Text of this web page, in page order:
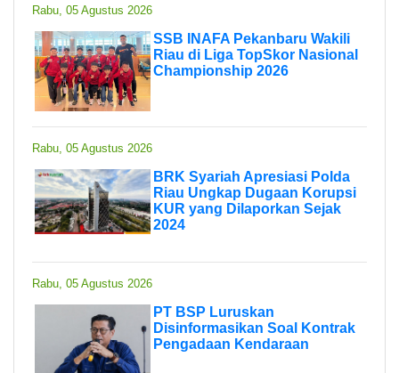
Rabu, 05 Agustus 2026
SSB INAFA Pekanbaru Wakili
Riau di Liga TopSkor Nasional
Championship 2026
Rabu, 05 Agustus 2026
BRK Syariah Apresiasi Polda
Riau Ungkap Dugaan Korupsi
KUR yang Dilaporkan Sejak
2024
Rabu, 05 Agustus 2026
PT BSP Luruskan
Disinformasikan Soal Kontrak
Pengadaan Kendaraan